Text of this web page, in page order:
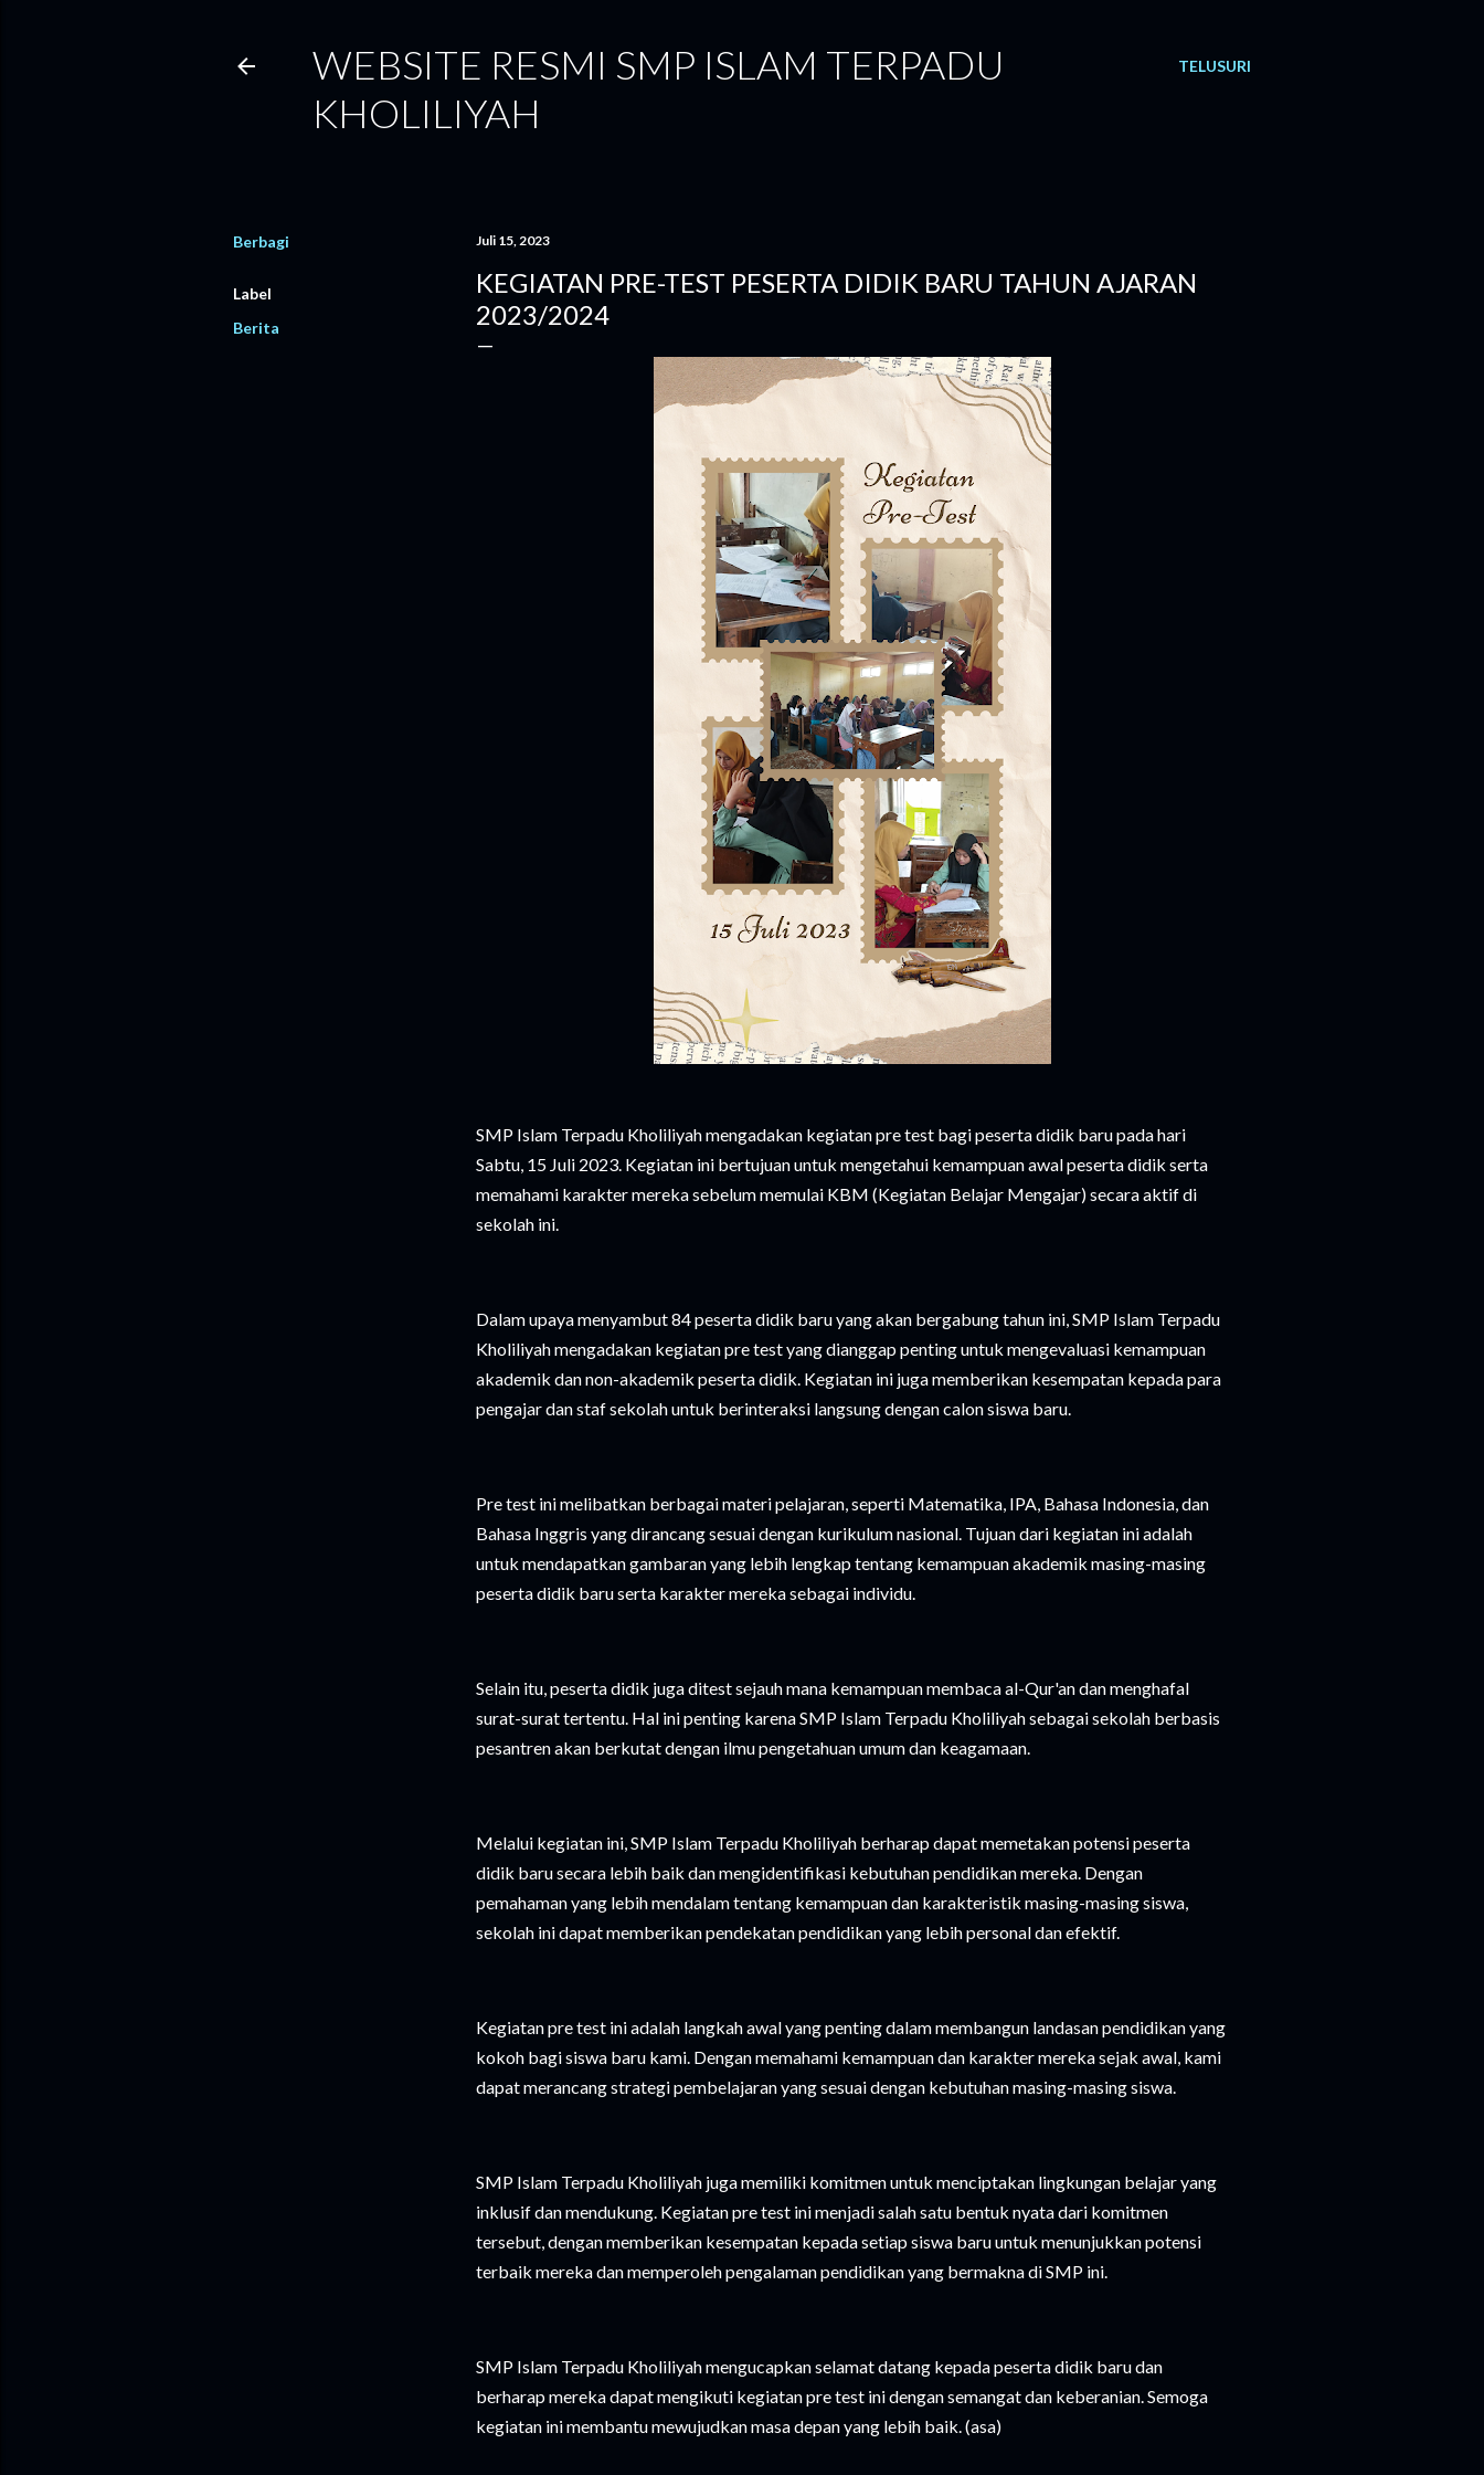
TELUSURI
WEBSITE RESMI SMP ISLAM TERPADU
KHOLILIYAH
Berbagi
Label
Berita
Juli 15, 2023
KEGIATAN PRE-TEST PESERTA DIDIK BARU TAHUN AJARAN
2023/2024
SMP Islam Terpadu Kholiliyah mengadakan kegiatan pre test bagi peserta didik baru pada hari
Sabtu, 15 Juli 2023. Kegiatan ini bertujuan untuk mengetahui kemampuan awal peserta didik serta
memahami karakter mereka sebelum memulai KBM (Kegiatan Belajar Mengajar) secara aktif di
sekolah ini.
Dalam upaya menyambut 84 peserta didik baru yang akan bergabung tahun ini, SMP Islam Terpadu
Kholiliyah mengadakan kegiatan pre test yang dianggap penting untuk mengevaluasi kemampuan
akademik dan non-akademik peserta didik. Kegiatan ini juga memberikan kesempatan kepada para
pengajar dan staf sekolah untuk berinteraksi langsung dengan calon siswa baru.
Pre test ini melibatkan berbagai materi pelajaran, seperti Matematika, IPA, Bahasa Indonesia, dan
Bahasa Inggris yang dirancang sesuai dengan kurikulum nasional. Tujuan dari kegiatan ini adalah
untuk mendapatkan gambaran yang lebih lengkap tentang kemampuan akademik masing-masing
peserta didik baru serta karakter mereka sebagai individu.
Selain itu, peserta didik juga ditest sejauh mana kemampuan membaca al-Qur'an dan menghafal
surat-surat tertentu. Hal ini penting karena SMP Islam Terpadu Kholiliyah sebagai sekolah berbasis
pesantren akan berkutat dengan ilmu pengetahuan umum dan keagamaan.
Melalui kegiatan ini, SMP Islam Terpadu Kholiliyah berharap dapat memetakan potensi peserta
didik baru secara lebih baik dan mengidentifikasi kebutuhan pendidikan mereka. Dengan
pemahaman yang lebih mendalam tentang kemampuan dan karakteristik masing-masing siswa,
sekolah ini dapat memberikan pendekatan pendidikan yang lebih personal dan efektif.
Kegiatan pre test ini adalah langkah awal yang penting dalam membangun landasan pendidikan yang
kokoh bagi siswa baru kami. Dengan memahami kemampuan dan karakter mereka sejak awal, kami
dapat merancang strategi pembelajaran yang sesuai dengan kebutuhan masing-masing siswa.
SMP Islam Terpadu Kholiliyah juga memiliki komitmen untuk menciptakan lingkungan belajar yang
inklusif dan mendukung. Kegiatan pre test ini menjadi salah satu bentuk nyata dari komitmen
tersebut, dengan memberikan kesempatan kepada setiap siswa baru untuk menunjukkan potensi
terbaik mereka dan memperoleh pengalaman pendidikan yang bermakna di SMP ini.
SMP Islam Terpadu Kholiliyah mengucapkan selamat datang kepada peserta didik baru dan
berharap mereka dapat mengikuti kegiatan pre test ini dengan semangat dan keberanian. Semoga
kegiatan ini membantu mewujudkan masa depan yang lebih baik. (asa)